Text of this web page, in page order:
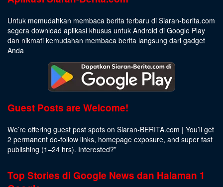
Untuk memudahkan membaca berita terbaru di Siaran-berita.com
segera download aplikasi khusus untuk Android di Google Play
dan nikmati kemudahan membaca berita langsung dari gadget
Anda
Guest Posts are Welcome!
We’re offering guest post spots on Siaran-BERITA.com | You’ll get
2 permanent do-follow links, homepage exposure, and super fast
publishing (1–24 hrs). Interested?”
Top Stories di Google News dan Halaman 1